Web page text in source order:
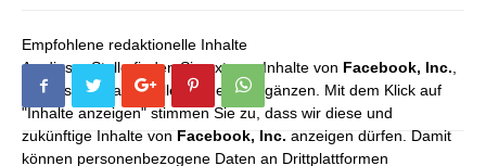
Empfohlene redaktionelle Inhalte
An dieser Stelle finden Sie externe Inhalte von Facebook, Inc.
die unser redaktionelles Angebot ergänzen. Mit dem Klick auf
"Inhalte anzeigen" stimmen Sie zu, dass wir diese und
zukünftige Inhalte von Facebook, Inc. anzeigen dürfen. Damit
können personenbezogene Daten an Drittplattformen